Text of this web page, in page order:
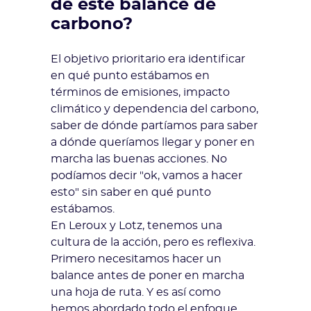
de este balance de
carbono?
El objetivo prioritario era identificar
en qué punto estábamos en
términos de emisiones, impacto
climático y dependencia del carbono,
saber de dónde partíamos para saber
a dónde queríamos llegar y poner en
marcha las buenas acciones. No
podíamos decir "ok, vamos a hacer
esto" sin saber en qué punto
estábamos.
En Leroux y Lotz, tenemos una
cultura de la acción, pero es reflexiva.
Primero necesitamos hacer un
balance antes de poner en marcha
una hoja de ruta. Y es así como